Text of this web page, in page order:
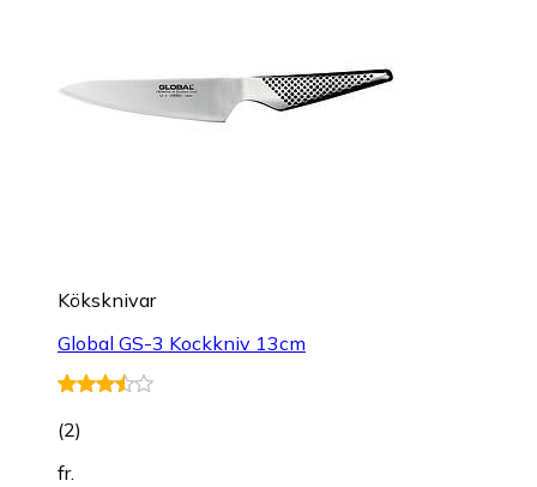
Köksknivar
Global GS-3 Kockkniv 13cm
(2)
fr.